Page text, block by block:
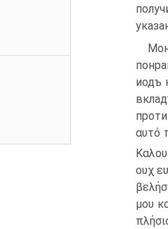
иодъ
αυτό
ουχ
μου